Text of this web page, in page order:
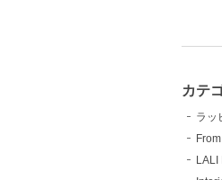
カテ
ラッ
LALI